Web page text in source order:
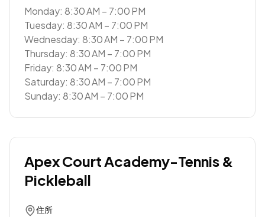
Monday: 8:30 AM – 7:00 PM
Tuesday: 8:30 AM – 7:00 PM
Wednesday: 8:30 AM – 7:00 PM
Thursday: 8:30 AM – 7:00 PM
Friday: 8:30 AM – 7:00 PM
Saturday: 8:30 AM – 7:00 PM
Sunday: 8:30 AM – 7:00 PM
Apex Court Academy-Tennis &
Pickleball
住所